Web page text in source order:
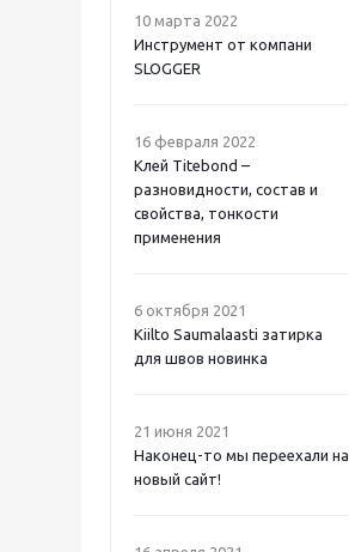
10 марта 2022
Инструмент от компани
SLOGGER
16 февраля 2022
Клей Titebond –
разновидности, состав и
свойства, тонкости
применения
6 октября 2021
Kiilto Saumalaasti затирка
для швов новинка
21 июня 2021
Наконец-то мы переехали на
новый сайт!